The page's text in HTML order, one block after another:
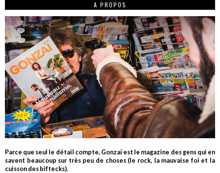
A PROPOS
Parce que seul le détail compte, Gonzaï est le magazine des gens qui en
savent beaucoup sur très peu de choses (le rock, la mauvaise foi et la
cuisson des biftecks).